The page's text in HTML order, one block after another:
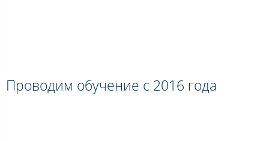
Проводим обучение с 2016 года